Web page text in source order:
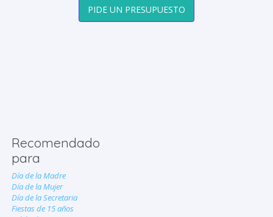
PIDE UN PRESUPUESTO
Recomendado
para
Día de la Madre
Día de la Mujer
Día de la Secretaria
Fiestas de 15 años